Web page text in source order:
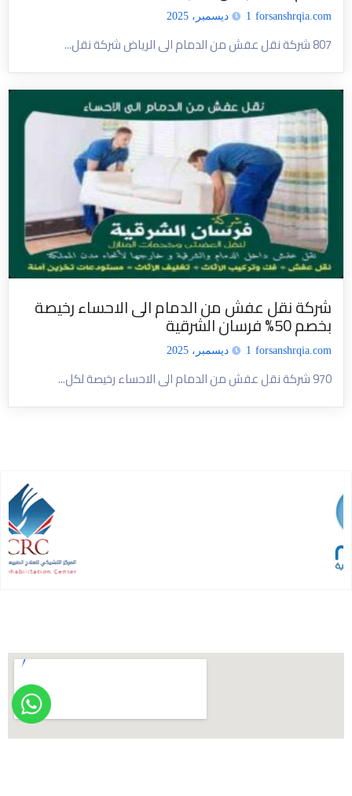
forsanshrqia.com 1 ديسمبر، 2025
807 شركة نقل عفش من الدمام الى الرياض شركة نقل...
شركة نقل عفش من الدمام الى الاحساء رخيصة
بخصم 50% فرسان الشرقية
forsanshrqia.com 1 ديسمبر، 2025
970 شركة نقل عفش من الدمام الى الاحساء رخيصة لكل...